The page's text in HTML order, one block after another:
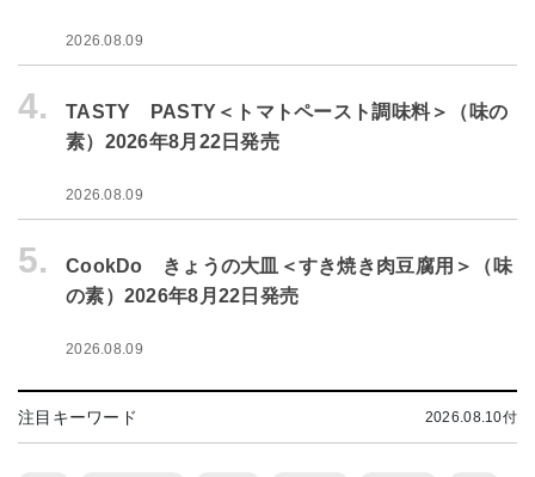
2026.08.09
4.
TASTY PASTY＜トマトペースト調味料＞（味の
素）2026年8月22日発売
2026.08.09
5.
CookDo きょうの大皿＜すき焼き肉豆腐用＞（味
の素）2026年8月22日発売
2026.08.09
注目キーワード 2026.08.10付